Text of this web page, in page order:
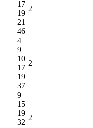
17
19
21
46
2
4
9
10
17
19
37
2
9
15
19
32
2